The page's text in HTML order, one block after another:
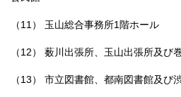
（11） 玉山総合事務所1階ホール
（12） 薮川出張所、玉山出張所及び
（13） 市立図書館、都南図書館及び